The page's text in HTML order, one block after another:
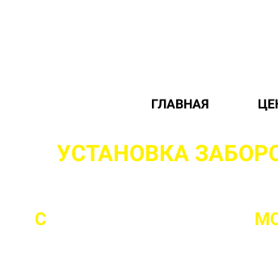
ГЛАВНАЯ
УСТАНОВКА
СПРОФЕССИОНАЛЬНЫМ